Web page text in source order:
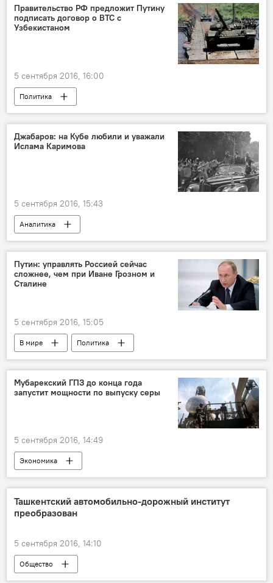
Правительство РФ предложит Путину
подписать договор о ВТС с
Узбекистаном
5 сентября 2016, 16:00
Политика
Джабаров: на Кубе любили и уважали
Ислама Каримова
5 сентября 2016, 15:43
Аналитика
Скончался президент Узбекистана Ислам Каримов
Политика
Путин: управлять Россией сейчас
сложнее, чем при Иване Грозном и
Сталине
5 сентября 2016, 15:05
В мире Политика
Мубарекский ГПЗ до конца года
запустит мощности по выпуску серы
5 сентября 2016, 14:49
Экономика
Ташкентский автомобильно-дорожный институт
преобразован
5 сентября 2016, 14:10
Общество